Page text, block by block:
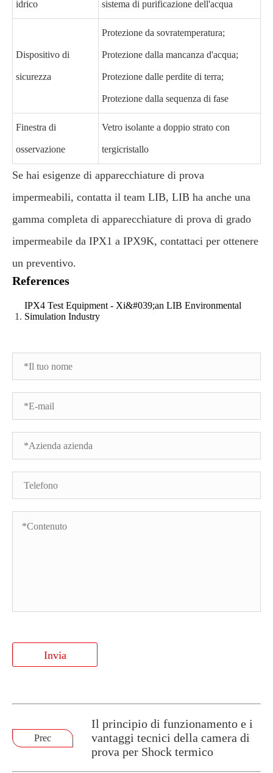
idrico sistema di purificazione dell'acqua
Dispositivo di
sicurezza
Protezione da sovratemperatura;
Protezione dalla mancanza d'acqua;
Protezione dalle perdite di terra;
Protezione dalla sequenza di fase
Finestra di
osservazione
Vetro isolante a doppio strato con
tergicristallo
Se hai esigenze di apparecchiature di prova
impermeabili, contatta il team LIB, LIB ha anche una
gamma completa di apparecchiature di prova di grado
impermeabile da IPX1 a IPX9K, contattaci per ottenere
un preventivo.
References
IPX4 Test Equipment - Xi&#039;an LIB Environmental
Simulation Industry
Invia
Prec
Il principio di funzionamento e i
vantaggi tecnici della camera di
prova per Shock termico